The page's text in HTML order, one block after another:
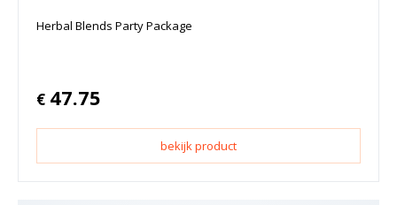
Herbal Blends Party Package
€ 47.75
bekijk product